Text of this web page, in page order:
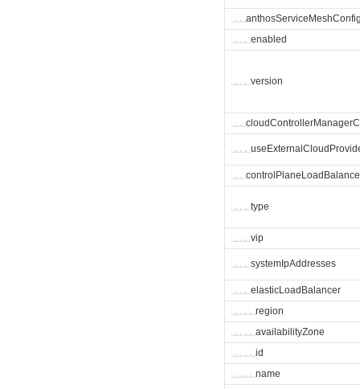
␣␣␣
␣␣␣␣enabled
␣␣␣␣version
␣␣␣
␣␣␣␣
␣␣␣
␣␣␣␣type
␣␣␣␣vip
␣␣␣␣systemIpAddresses
␣␣␣␣elasticLoadBalancer
␣␣␣␣␣region
␣␣␣␣␣availabilityZone
␣␣␣␣␣id
␣␣␣␣␣name